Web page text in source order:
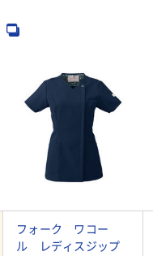
フォーク ワコー
ル レディスジップ